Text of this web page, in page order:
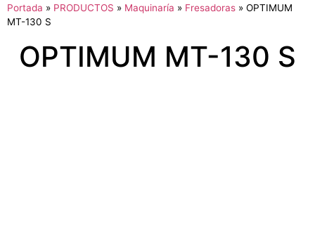
Portada » PRODUCTOS » Maquinaría » Fresadoras » OPTIMUM
MT-130 S
OPTIMUM MT-130 S